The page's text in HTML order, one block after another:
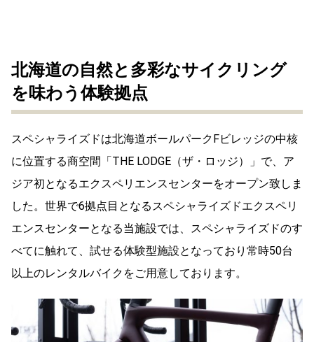
北海道の自然と多彩なサイクリング
を味わう体験拠点
スペシャライズドは北海道ボールパークFビレッジの中核
に位置する商空間「THE LODGE（ザ・ロッジ）」で、ア
ジア初となるエクスペリエンスセンターをオープン致しま
した。世界で6拠点目となるスペシャライズドエクスペリ
エンスセンターとなる当施設では、スペシャライズドのす
べてに触れて、試せる体験型施設となっており常時50台
以上のレンタルバイクをご用意しております。